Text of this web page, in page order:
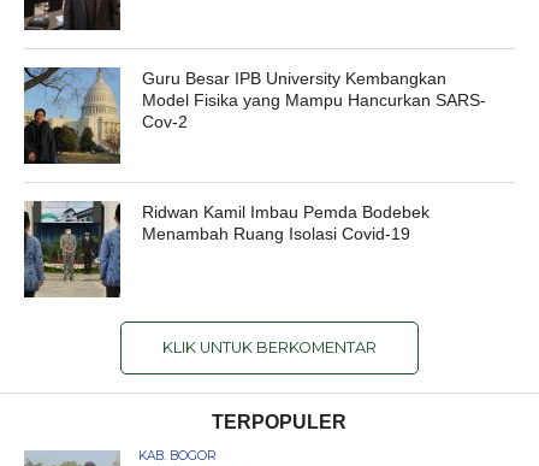
Guru Besar IPB University Kembangkan
Model Fisika yang Mampu Hancurkan SARS-
Cov-2
Ridwan Kamil Imbau Pemda Bodebek
Menambah Ruang Isolasi Covid-19
KLIK UNTUK BERKOMENTAR
TERPOPULER
KAB. BOGOR